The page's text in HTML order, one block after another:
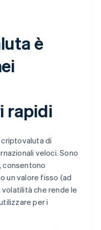
è
rapidi
di
veloci. Sono
consentono
un valore fisso (ad
volatilità che rende le
per i